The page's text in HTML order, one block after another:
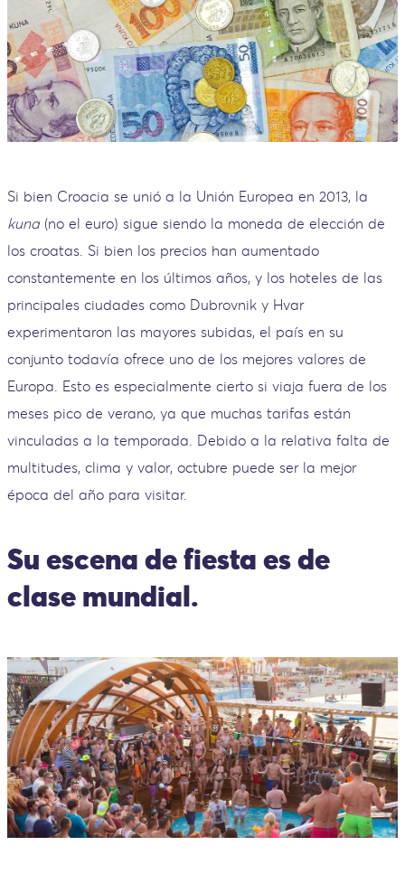
Si bien Croacia se unió a la Unión Europea en 2013, la
kuna(no el euro) sigue siendo la moneda de elección de
los croatas. Si bien los precios han aumentado
constantemente en los últimos años, y los hoteles de las
principales ciudades como Dubrovnik y Hvar
experimentaron las mayores subidas, el país en su
conjunto todavía ofrece uno de los mejores valores de
Europa. Esto es especialmente cierto si viaja fuera de los
meses pico de verano, ya que muchas tarifas están
vinculadas a la temporada. Debido a la relativa falta de
multitudes, clima y valor, octubre puede ser la mejor
época del año para visitar.
Su escena de fiesta es de
clase mundial.